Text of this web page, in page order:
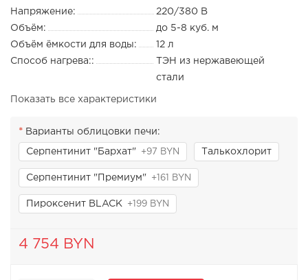
Напряжение:
220/380 В
Объём:
до 5-8 куб. м
Объём ёмкости для воды:
12 л
Способ нагрева::
ТЭН из нержавеющей
стали
Показать все характеристики
Варианты облицовки печи:
Серпентинит "Бархат" +97 BYN Талькохлорит
Серпентинит "Премиум" +161 BYN
Пироксенит BLACK +199 BYN
4 754 BYN